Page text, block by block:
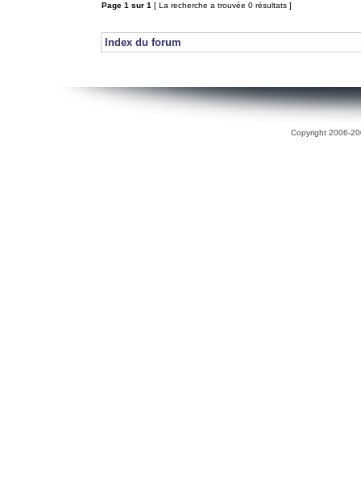
Page 1 sur 1 [ La recherche a trouvée 0 résultats ]
Index du forum
Copyright 2006-